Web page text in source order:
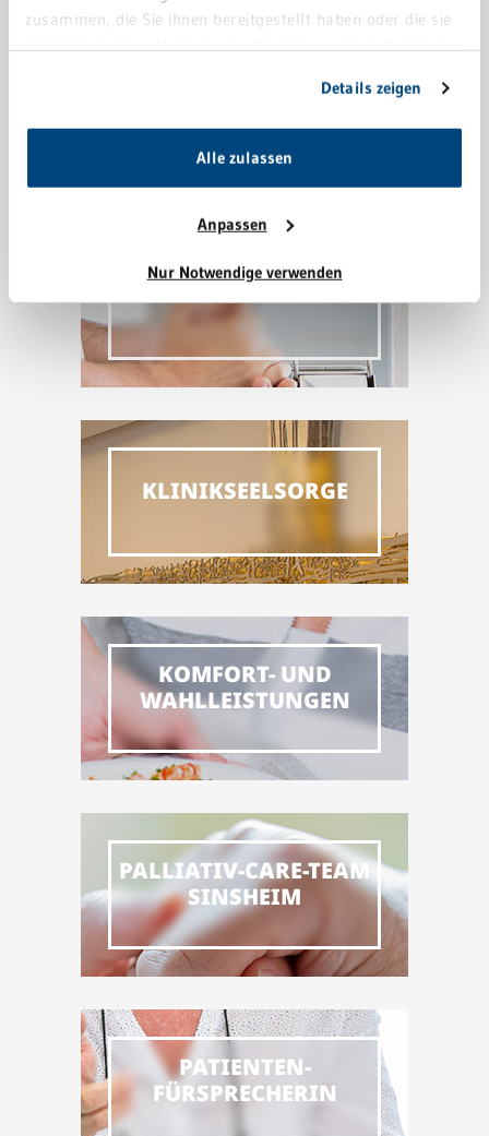
zusammen, die Sie ihnen bereitgestellt haben oder die sie
Details zeigen
Alle zulassen
Anpassen
Nur Notwendige verwenden
GRÜNE DAMEN
KLINIKSEELSORGE
KOMFORT- UND
WAHLLEISTUNGEN
PALLIATIV-CARE-TEAM
SINSHEIM
PATIENTEN-
FÜRSPRECHERIN